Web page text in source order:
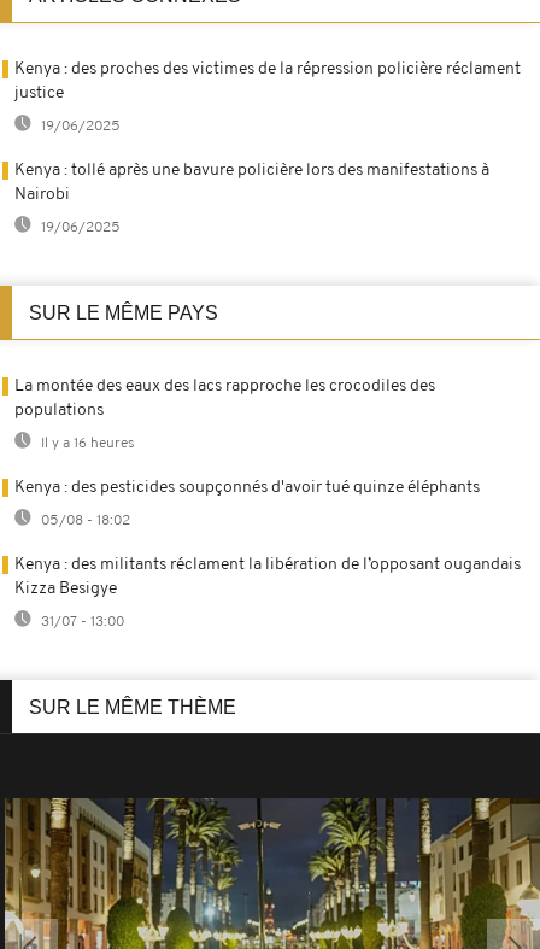
Kenya : des proches des victimes de la répression policière réclament
justice
19/06/2025
Kenya : tollé après une bavure policière lors des manifestations à
Nairobi
19/06/2025
SUR LE MÊME PAYS
La montée des eaux des lacs rapproche les crocodiles des
populations
Il y a 16 heures
Kenya : des pesticides soupçonnés d'avoir tué quinze éléphants
05/08 - 18:02
Kenya : des militants réclament la libération de l’opposant ougandais
Kizza Besigye
31/07 - 13:00
SUR LE MÊME THÈME